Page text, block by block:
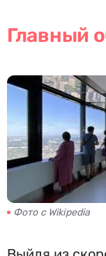
Главный
Фото с Wikipedia